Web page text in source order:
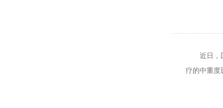
近日，国
疗的中重度